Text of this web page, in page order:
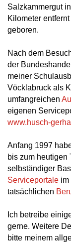
Salzkammergut
Kilometer
geboren.
Nach dem
der
meiner
Vöcklabruck als
umfangreichen
eigenen
www.husch-
Anfang 1997
bis zum heutigen
selbständiger
Serviceportale im
tatsächlichen
Ich betreibe
gerne. Weitere
bitte meinem